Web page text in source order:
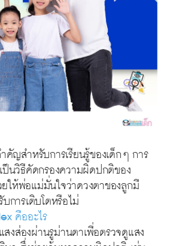
คัญสำหรับการเรียนรู้ของเด็กๆ การ
ป็นวิธีคัดกรองความผิดปกติของ
ให้พ่อแม่มั่นใจว่าดวงตาของลูกมี
การเติบโตหรือไม่
คืออะไร
สงส่องผ่านรูม่านตาเพื่อตรวจดูแสง